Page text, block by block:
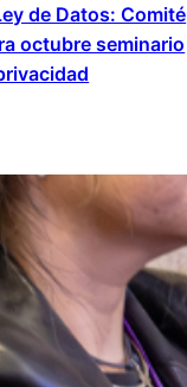
de Datos: Comité
octubre seminario